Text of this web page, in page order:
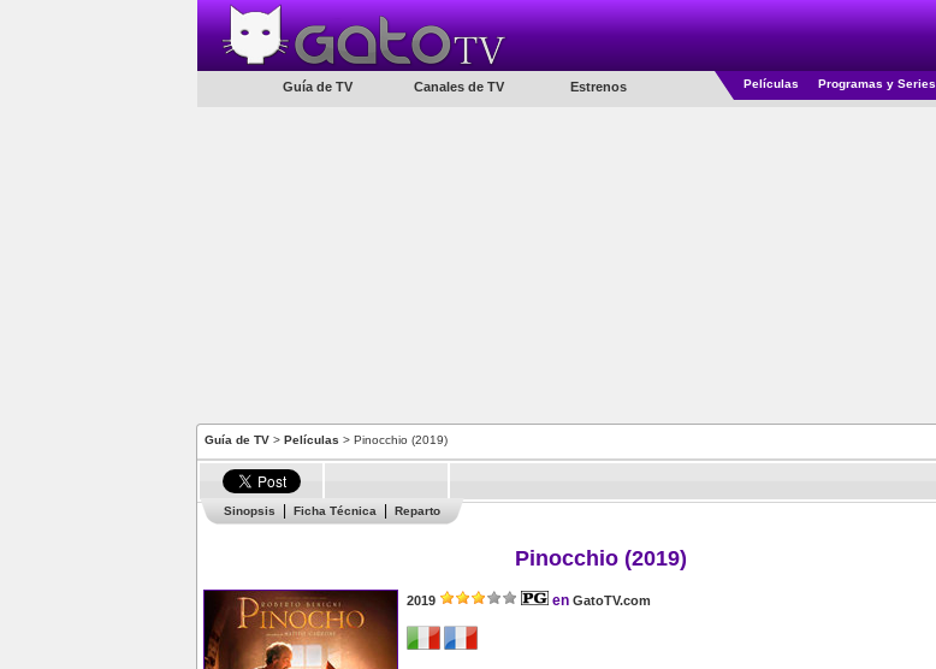
Guía de TV Canales de TV Estrenos Películas Programas y Series
Guía de TV > Películas > Pinocchio (2019)
Sinopsis Ficha Técnica Reparto
Pinocchio (2019)
2019 en GatoTV.com